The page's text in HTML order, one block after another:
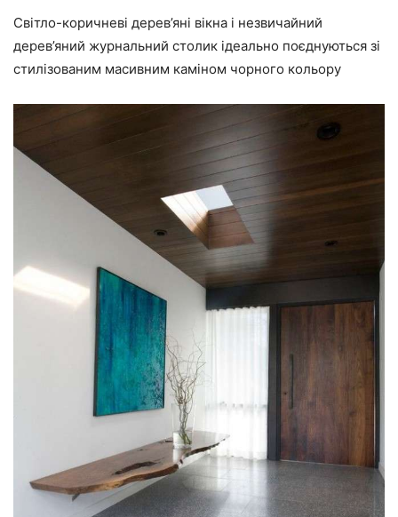
Світло-коричневі дерев’яні вікна і незвичайний
дерев’яний журнальний столик ідеально поєднуються зі
стилізованим масивним каміном чорного кольору